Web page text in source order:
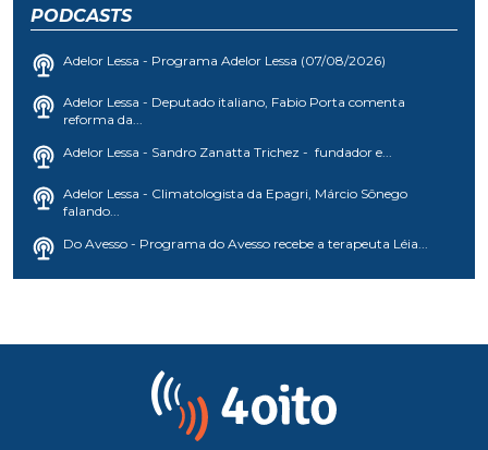
PODCASTS
Adelor Lessa - Programa Adelor Lessa (07/08/2026)
Adelor Lessa - Deputado italiano, Fabio Porta comenta
reforma da...
Adelor Lessa - Sandro Zanatta Trichez - fundador e...
Adelor Lessa - Climatologista da Epagri, Márcio Sônego
falando...
Do Avesso - Programa do Avesso recebe a terapeuta Léia...